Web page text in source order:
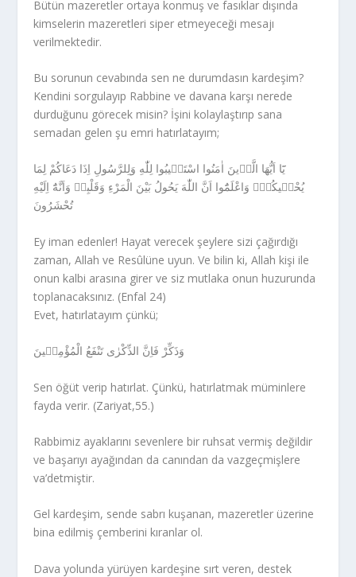
Bütün mazeretler ortaya konmuş ve fasıklar dışında
kimselerin mazeretleri siper etmeyeceği mesajı
verilmektedir.
Bu sorunun cevabında sen ne durumdasın kardeşim?
Kendini sorgulayıp Rabbine ve davana karşı nerede
durduğunu görecek misin? İşini kolaylaştırıp sana
semadan gelen şu emri hatırlatayım;
يُحْي۪يكُمْۚ وَاعْلَمُٓوا اَنَّ اللّٰهَ يَحُولُ بَيْنَ الْمَرْءِ وَقَلْبِه۪ وَاَنَّهُٓ اِلَيْهِ
تُحْشَرُونَ
Ey iman edenler! Hayat verecek şeylere sizi çağırdığı
zaman, Allah ve Resûlüne uyun. Ve bilin ki, Allah kişi ile
onun kalbi arasına girer ve siz mutlaka onun huzurunda
toplanacaksınız. (Enfal 24)
Evet, hatırlatayım çünkü;
وَذَكِّرْ فَاِنَّ الذِّكْرٰى تَنْفَعُ الْمُؤْمِن۪ينَ
Sen öğüt verip hatırlat. Çünkü, hatırlatmak müminlere
fayda verir. (Zariyat,55.)
Rabbimiz ayaklarını sevenlere bir ruhsat vermiş değildir
ve başarıyı ayağından da canından da vazgeçmişlere
va’detmiştir.
Gel kardeşim, sende sabrı kuşanan, mazeretler üzerine
bina edilmiş çemberini kıranlar ol.
Dava yolunda yürüyen kardeşine sırt veren, destek